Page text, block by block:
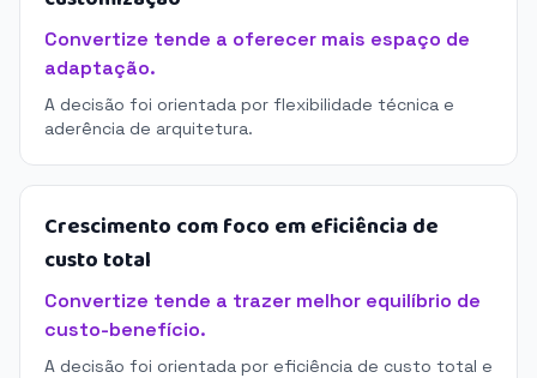
Convertize tende a oferecer mais espaço de
adaptação.
A decisão foi orientada por flexibilidade técnica e
aderência de arquitetura.
Crescimento com foco em eficiência de
custo total
Convertize tende a trazer melhor equilíbrio de
custo-benefício.
A decisão foi orientada por eficiência de custo total e